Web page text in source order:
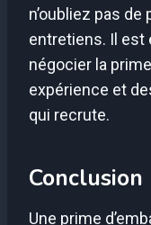
n’oubliez pas
entretiens. Il est
négocier la
expérience et
qui recrute.
Conclusion
Une prime